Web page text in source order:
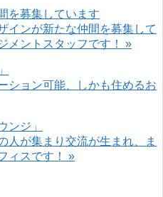
インが新たな仲間を募集して
メントスタッフです！ »
ション可能、しかも住めるお
人が集まり交流が生まれ、ま
ィスです！ »